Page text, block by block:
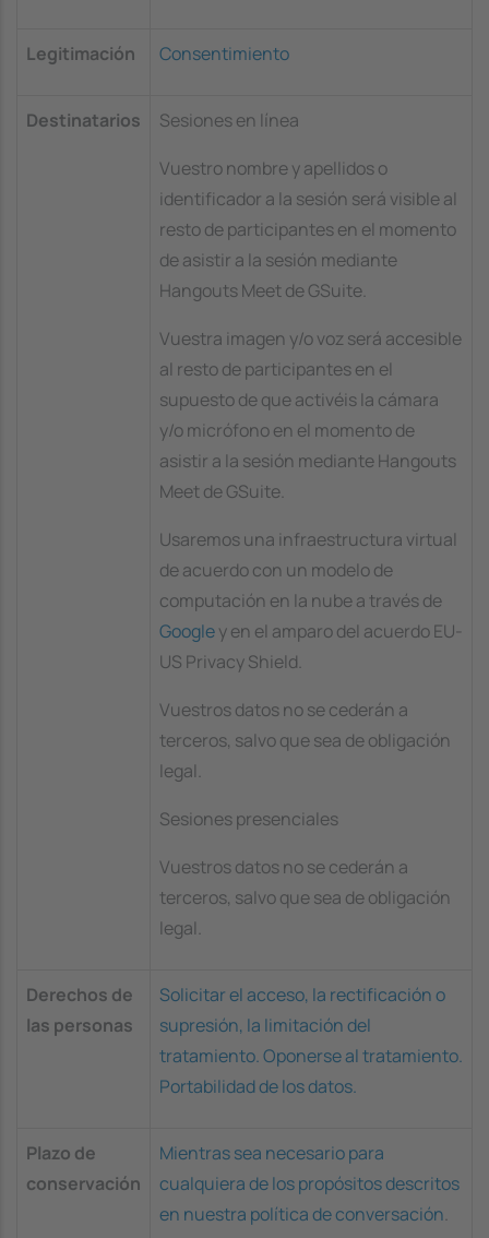
Legitimación Consentimiento
Destinatarios
Sesiones en línea
Vuestro nombre y apellidos o
identificador a la sesión será visible al
resto de participantes en el momento
de asistir a la sesión mediante
Hangouts Meet de GSuite.
Vuestra imagen y/o voz será accesible
al resto de participantes en el
supuesto de que activéis la cámara
y/o micrófono en el momento de
asistir a la sesión mediante Hangouts
Meet de GSuite.
Usaremos una infraestructura virtual
de acuerdo con un modelo de
computación en la nube a través de
Googley en el amparo del acuerdo EU-
US Privacy Shield.
Vuestros datos no se cederán a
terceros, salvo que sea de obligación
legal.
Sesiones presenciales
Vuestros datos no se cederán a
terceros, salvo que sea de obligación
legal.
Derechos de
las personas
Solicitar el acceso, la rectificación o
supresión, la limitación del
tratamiento. Oponerse al tratamiento.
Portabilidad de los datos.
Plazo de
conservación
Mientras sea necesario para
cualquiera de los propósitos descritos
en nuestra política de conversación.